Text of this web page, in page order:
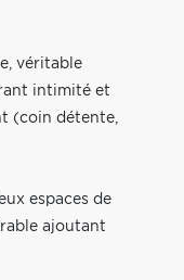
véritable
intimité et
(coin détente,
espaces de
ajoutant